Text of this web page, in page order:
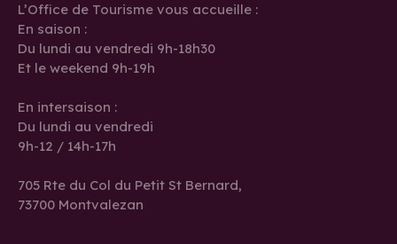
L’Office de Tourisme vous accueille :
En saison :
Du lundi au vendredi 9h-18h30
Et le weekend 9h-19h
En intersaison :
Du lundi au vendredi
9h-12 / 14h-17h
705 Rte du Col du Petit St Bernard,
73700 Montvalezan